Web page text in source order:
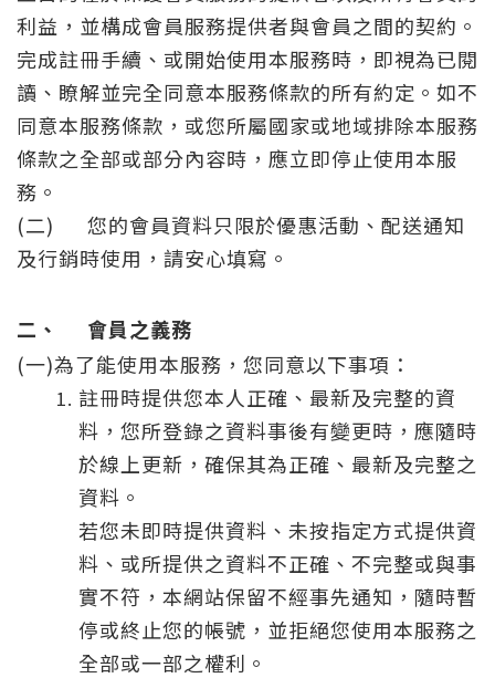
利益，並構成會員服務提供者與會員之間的契約。
完成註冊手續、或開始使用本服務時，即視為已閱
讀、瞭解並完全同意本服務條款的所有約定。如不
同意本服務條款，或您所屬國家或地域排除本服務
條款之全部或部分內容時，應立即停止使用本服
務。
(二)
您的會員資料只限於優惠活動、配送通知
及行銷時使用，請安心填寫。
二、
會員之義務
(一)為了能使用本服務，您同意以下事項：
註冊時提供您本人正確、最新及完整的資
料，您所登錄之資料事後有變更時，應隨時
於線上更新，確保其為正確、最新及完整之
資料。
若您未即時提供資料、未按指定方式提供資
料、或所提供之資料不正確、不完整或與事
實不符，本網站保留不經事先通知，隨時暫
停或終止您的帳號，並拒絕您使用本服務之
全部或一部之權利。